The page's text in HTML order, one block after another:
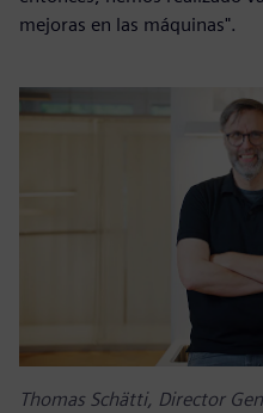
mejoras en las máquinas".
Thomas Schätti, Director